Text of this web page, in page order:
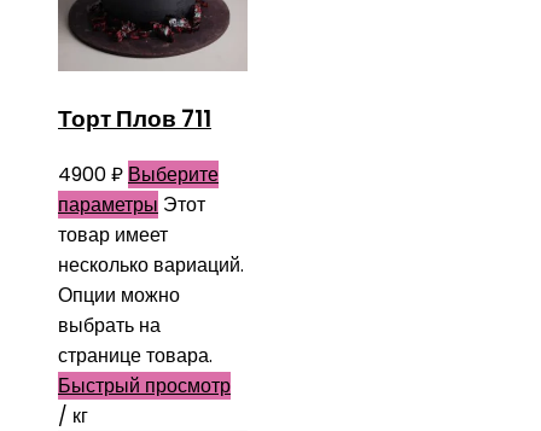
Торт Плов 711
4900₽ Выберите
параметры Этот
товар имеет
несколько вариаций.
Опции можно
выбрать на
странице товара.
Быстрый просмотр
/ кг